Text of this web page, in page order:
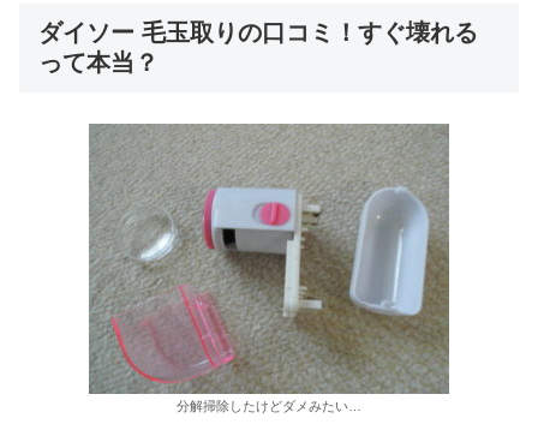
ダイソー 毛玉取りの口コミ！すぐ壊れる
って本当？
分解掃除したけどダメみたい…